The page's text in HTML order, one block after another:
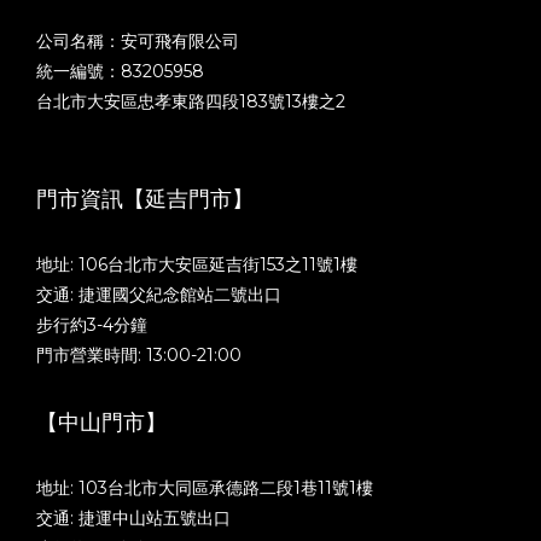
公司名稱：安可飛有限公司
統一編號：83205958
台北市大安區忠孝東路四段183號13樓之2
門市資訊【延吉門市】
地址: 106台北市大安區延吉街153之11號1樓
交通: 捷運國父紀念館站二號出口
步行約3-4分鐘
門市營業時間: 13:00-21:00
【中山門市】
地址: 103台北市大同區承德路二段1巷11號1樓
交通: 捷運中山站五號出口